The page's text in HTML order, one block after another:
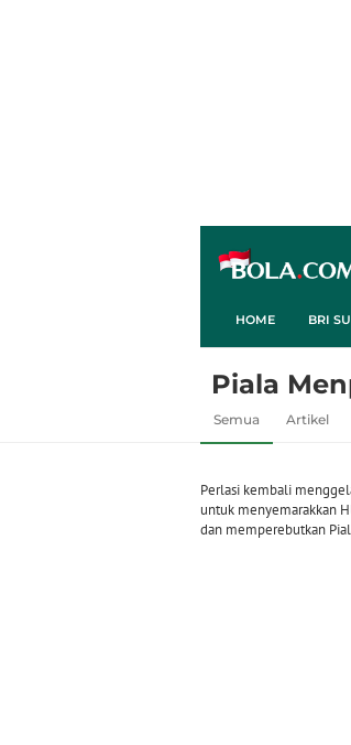
HOME BRI
Piala
Semua Artikel
Perlasi kembali
untuk menyemarakkan
dan memperebutkan